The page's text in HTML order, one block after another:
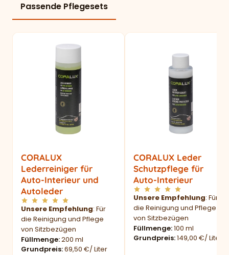
Passende Pflegesets
CORALUX
Lederreiniger für
Auto-Interieur und
Autoleder
Unsere Empfehlung: Für
die Reinigung und Pflege
von Sitzbezügen
Füllmenge 200 ml
Grundpreis 69,50 €/ Liter
CORALUX Leder
Schutzpflege für
Auto-Interieur
Unsere Empfehlung: Für
die Reinigung und Pflege
von Sitzbezügen
Füllmenge 100 ml
Grundpreis 149,00 €/ Liter